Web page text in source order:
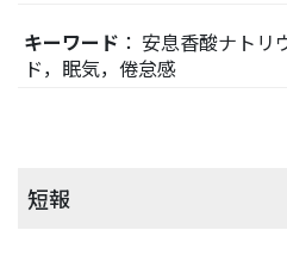
キーワード ： 安息香酸ナト
ド，眠気，倦怠感
短報